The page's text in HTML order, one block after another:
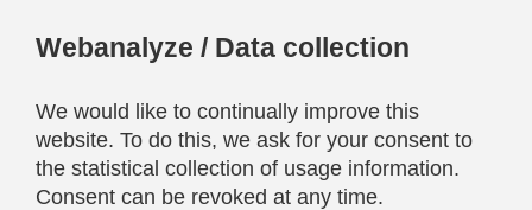
Webanalyze / Data collection
We would like to continually improve this
website. To do this, we ask for your consent to
the statistical collection of usage information.
Consent can be revoked at any time.